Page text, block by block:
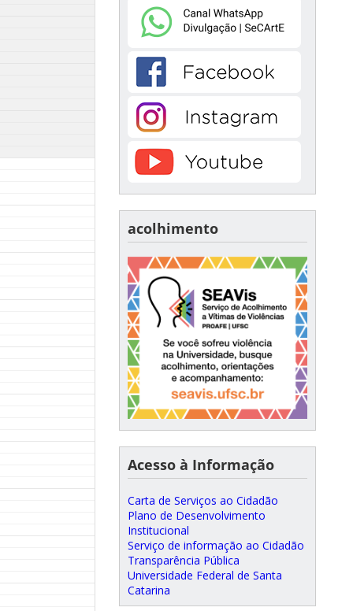
acolhimento
Acesso à Informação
Carta de Serviços ao Cidadão
Plano de Desenvolvimento
Institucional
Serviço de informação ao Cidadão
Transparência Pública
Universidade Federal de Santa
Catarina